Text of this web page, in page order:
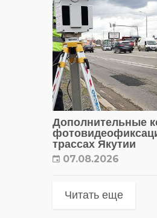
Дополнительные
трассах Якутии
07.08.2026
Читать еще